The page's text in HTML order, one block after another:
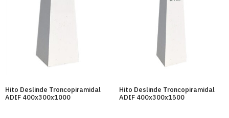
Hito Deslinde Troncopiramidal
ADIF 400x300x1000
Hito Deslinde Troncopiramidal
ADIF 400x300x1500